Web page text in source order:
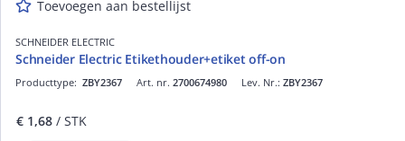
Toevoegen aan bestellijst
SCHNEIDER ELECTRIC
Schneider Electric Etikethouder+etiket off-on
Art. nr. 2700674980
Producttype: ZBY2367 Lev. Nr.: ZBY2367
€ 1,68 / STK